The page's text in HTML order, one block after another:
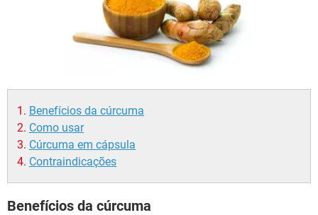
Benefícios da cúrcuma
Como usar
Cúrcuma em cápsula
Contraindicações
Benefícios da cúrcuma